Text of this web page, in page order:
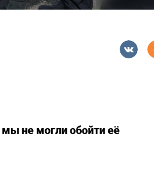
не могли обойти её